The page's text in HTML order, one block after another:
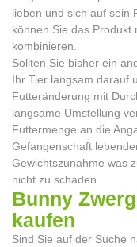
lieben und sich auf sein
können Sie das Produkt
kombinieren.
Sollten Sie bisher ein
Ihr Tier langsam darauf
Futteränderung mit
langsame Umstellung
Futtermenge an die
Gefangenschaft
Gewichtszunahme was
nicht zu schaden.
Bunny
kaufen
Sind Sie auf der Suche